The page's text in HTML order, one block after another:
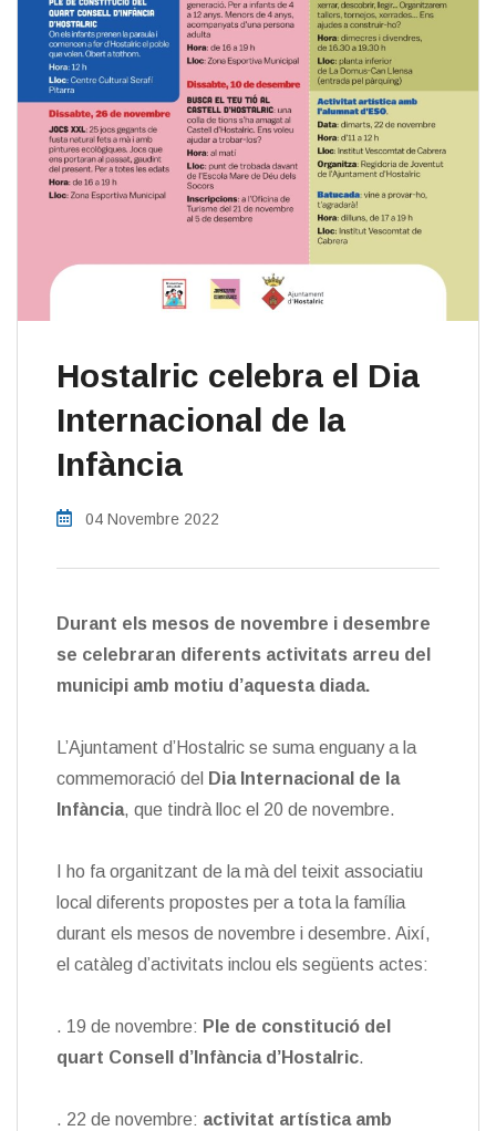
Hostalric celebra el Dia
Internacional de la
Infància
04 Novembre 2022
Durant els mesos de novembre i desembre
se celebraran diferents activitats arreu del
municipi amb motiu d’aquesta diada.
L’Ajuntament d’Hostalric se suma enguany a la
commemoració del
Dia Internacional de la
Infància, que tindrà lloc el 20 de novembre.
I ho fa organitzant de la mà del teixit associatiu
local diferents propostes per a tota la família
durant els mesos de novembre i desembre. Així,
el catàleg d’activitats inclou els següents actes:
. 19 de novembre: Ple de constitució del
quart Consell d’Infància d’Hostalric.
. 22 de novembre: activitat artística amb